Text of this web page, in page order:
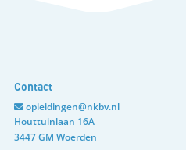
Contact
opleidingen@nkbv.nl
Houttuinlaan 16A
3447 GM Woerden